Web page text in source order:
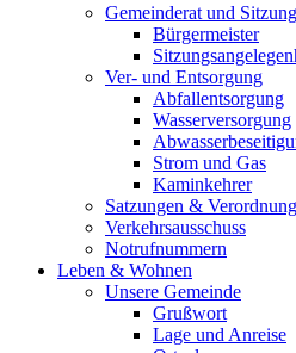
Gemeinderat und
Bürgermeister
Ver- und Entsorgung
Abfallentsorgung
Wasserversorgung
Strom und Gas
Kaminkehrer
Satzungen &
Verkehrsausschuss
Notrufnummern
Leben & Wohnen
Unsere Gemeinde
Grußwort
Lage und Anreise